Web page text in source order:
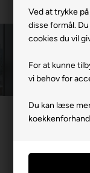
Ved at trykke
disse formål.
cookies du vil
For at kunne
vi behov for
Du kan læse
Du er her:
Der findes en